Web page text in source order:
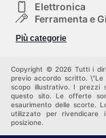
Elettronica
Ferramenta e
Bambini e
Più categorie
Copyright © 2026 Tutti i
previo accordo scritto.
scopo illustrativo. I prezzi
questo sito. Le offerte
esaurimento delle scorte.
utilizzato per rivendicare
posizione.